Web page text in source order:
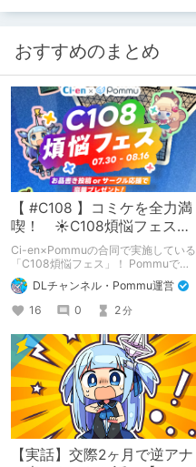
おすすめのまとめ
【 #C108 】コミケを全力満
喫！ ☀C108煩悩フェス☀
Pommu版のご案内
Ci-en×Pommuの合同で実施している
「C108煩悩フェス」！ Pommuでの
参加方法について、改めてこちらでも
ご案内いたします！
DLチャンネル・Pommu運営
16
0 2分
【実話】交際2ヶ月で逆アナ